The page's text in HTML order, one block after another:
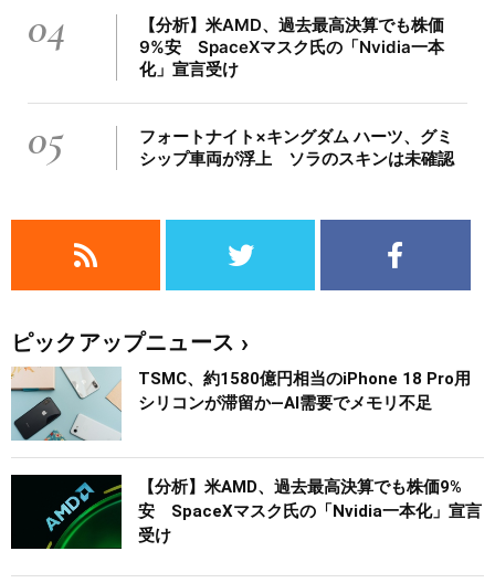
04
【分析】米AMD、過去最高決算でも株価
9%安 SpaceXマスク氏の「Nvidia一本
化」宣言受け
05
フォートナイト×キングダム ハーツ、グミ
シップ車両が浮上 ソラのスキンは未確認
ピックアップニュース
TSMC、約1580億円相当のiPhone 18 Pro用
シリコンが滞留か―AI需要でメモリ不足
【分析】米AMD、過去最高決算でも株価9%
安 SpaceXマスク氏の「Nvidia一本化」宣言
受け